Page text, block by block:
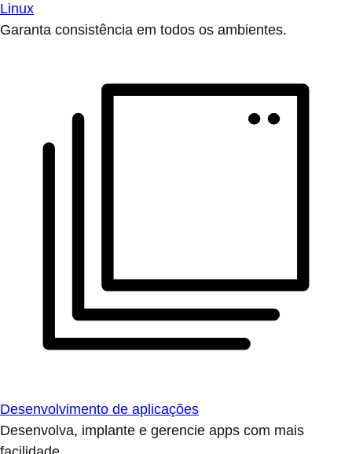
Linux
Garanta consistência em todos os ambientes.
Desenvolvimento de aplicações
Desenvolva, implante e gerencie apps com mais